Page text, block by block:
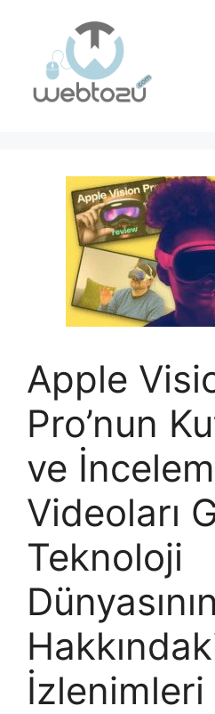
Apple
Pro’nun
ve
Videoları
Teknoloji
İzlenimleri